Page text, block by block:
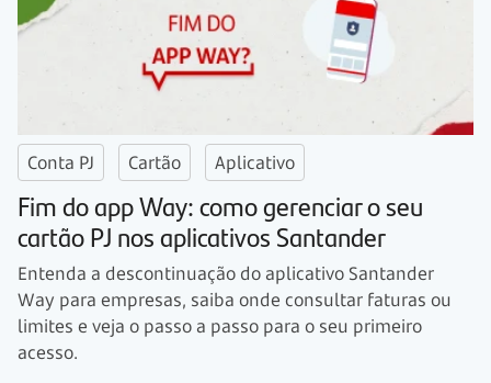
Conta PJ Cartão Aplicativo
Fim do app Way: como gerenciar o seu
cartão PJ nos aplicativos Santander
Entenda a descontinuação do aplicativo Santander
Way para empresas, saiba onde consultar faturas ou
limites e veja o passo a passo para o seu primeiro
acesso.